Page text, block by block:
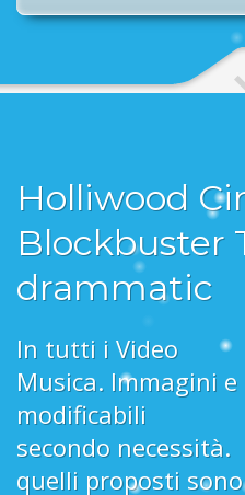
Holliwood
Blockbuster
drammatic
In tutti i Video
Musica. Immagini
modificabili
secondo necessità.
quelli proposti